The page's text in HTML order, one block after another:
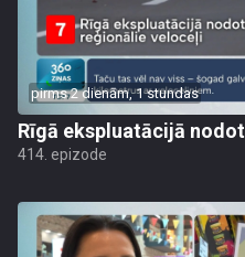
pirms 2 dienām, 1 stundas
Rīgā ekspluatācijā
414. epizode